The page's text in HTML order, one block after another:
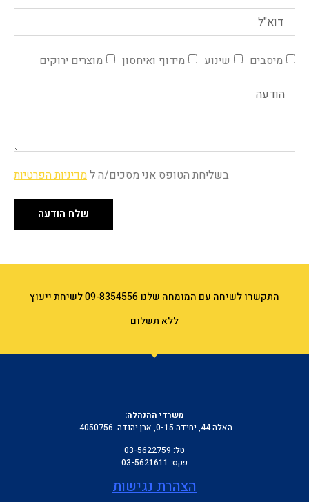
מיסבים שינוע מידוף ואיחסון מוצרים ירוקים
בשליחת הטופס אני מסכים/ה למדיניות הפרטיות
שלח הודעה
התקשרו לשיחה עם המומחה שלנו 09-8354556 לשיחת ייעוץ
ללא תשלום
משרדי ההנהלה:
האלה 44, יחידה 0-15, אבן יהודה. 4050756.
טל: 03-5622759
פקס: 03-5621611
הצהרת נגישות